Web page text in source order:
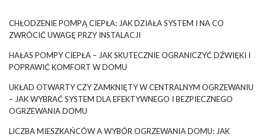
CHŁODZENIE POMPĄ CIEPŁA: JAK DZIAŁA SYSTEM I NA CO
ZWRÓCIĆ UWAGĘ PRZY INSTALACJI
HAŁAS POMPY CIEPŁA – JAK SKUTECZNIE OGRANICZYĆ DŹWIĘKI I
POPRAWIĆ KOMFORT W DOMU
UKŁAD OTWARTY CZY ZAMKNIĘTY W CENTRALNYM OGRZEWANIU
– JAK WYBRAĆ SYSTEM DLA EFEKTYWNEGO I BEZPIECZNEGO
OGRZEWANIA DOMU
LICZBA MIESZKAŃCÓW A WYBÓR OGRZEWANIA DOMU: JAK